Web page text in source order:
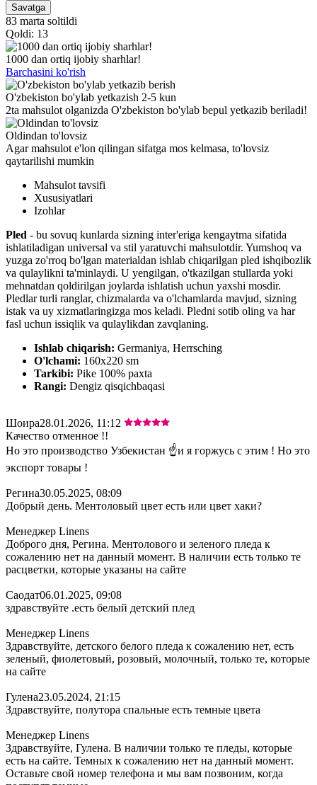
Savatga
83 marta soltildi
Qoldi: 13
1000 dan ortiq ijobiy sharhlar!
Barchasini ko'rish
O'zbekiston bo'ylab yetkazish 2-5 kun
2ta mahsulot olganizda O'zbekiston bo'ylab bepul yetkazib beriladi!
Oldindan to'lovsiz
Agar mahsulot e'lon qilingan sifatga mos kelmasa, to'lovsiz
qaytarilishi mumkin
Mahsulot tavsifi
Xususiyatlari
Izohlar
Pled - bu sovuq kunlarda sizning inter'eriga kengaytma sifatida
ishlatiladigan universal va stil yaratuvchi mahsulotdir. Yumshoq va
yuzga zo'rroq bo'lgan materialdan ishlab chiqarilgan pled ishqibozlik
va qulaylikni ta'minlaydi. U yengilgan, o'tkazilgan stullarda yoki
mehnatdan qoldirilgan joylarda ishlatish uchun yaxshi mosdir.
Pledlar turli ranglar, chizmalarda va o'lchamlarda mavjud, sizning
istak va uy xizmatlaringizga mos keladi. Pledni sotib oling va har
fasl uchun issiqlik va qulaylikdan zavqlaning.
Ishlab chiqarish: Germaniya, Herrsching
O'lchami: 160х220 sm
Tarkibi: Pike 100% paxta
Rangi: Dengiz qisqichbaqasi
Шоира28.01.2026, 11:12
Качество отменное !!
Но это производство Узбекистан ☝️и я горжусь с этим ! Но это
экспорт товары !
Регина30.05.2025, 08:09
Добрый день. Ментоловый цвет есть или цвет хаки?
Менеджер Linens
Доброго дня, Регина. Ментолового и зеленого пледа к
сожалению нет на данный момент. В наличии есть только те
расцветки, которые указаны на сайте
Саодат06.01.2025, 09:08
здравствуйте .есть белый детский плед
Менеджер Linens
Здравствуйте, детского белого пледа к сожалению нет, есть
зеленый, фиолетовый, розовый, молочный, только те, которые
на сайте
Гулена23.05.2024, 21:15
Здравствуйте, полутора спальные есть темные цвета
Менеджер Linens
Здравствуйте, Гулена. В наличии только те пледы, которые
есть на сайте. Темных к сожалению нет на данный момент.
Оставьте свой номер телефона и мы вам позвоним, когда